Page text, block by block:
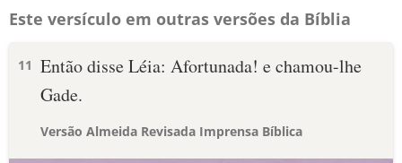
Este versículo em outras versões da Bíblia
11 Então disse Léia: Afortunada! e chamou-lhe
Gade.
Versão Almeida Revisada Imprensa Bíblica